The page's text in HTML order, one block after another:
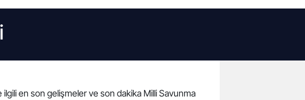
en son gelişmeler ve son dakika Milli Savunma